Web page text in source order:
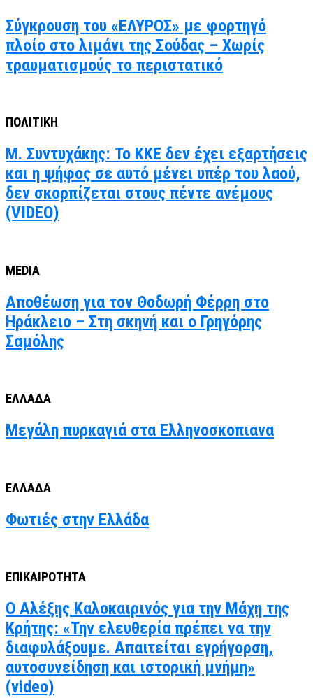
Σύγκρουση του «ΕΛΥΡΟΣ» με φορτηγό
πλοίο στο λιμάνι της Σούδας – Χωρίς
τραυματισμούς το περιστατικό
ΠΟΛΙΤΙΚΗ
Μ. Συντυχάκης: Το ΚΚΕ δεν έχει εξαρτήσεις
και η ψήφος σε αυτό μένει υπέρ του λαού,
δεν σκορπίζεται στους πέντε ανέμους
(VIDEO)
MEDIA
Αποθέωση για τον Θοδωρή Φέρρη στο
Ηράκλειο – Στη σκηνή και ο Γρηγόρης
Σαμόλης
ΕΛΛΑΔΑ
Μεγάλη πυρκαγιά στα Ελληνοσκοπιανα
ΕΛΛΑΔΑ
Φωτιές στην Ελλάδα
ΕΠΙΚΑΙΡΟΤΗΤΑ
Ο Αλέξης Καλοκαιρινός για την Μάχη της
Κρήτης: «Την ελευθερία πρέπει να την
διαφυλάξουμε. Απαιτείται εγρήγορση,
αυτοσυνείδηση και ιστορική μνήμη»
(video)